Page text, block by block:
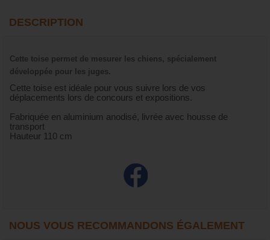
DESCRIPTION
Cette toise permet de mesurer les chiens, spécialement
développée pour les juges.
Cette toise est idéale pour vous suivre lors de vos
déplacements lors de concours et expositions.
Fabriquée en aluminium anodisé, livrée avec housse de
transport
Hauteur 110 cm
NOUS VOUS RECOMMANDONS ÉGALEMENT